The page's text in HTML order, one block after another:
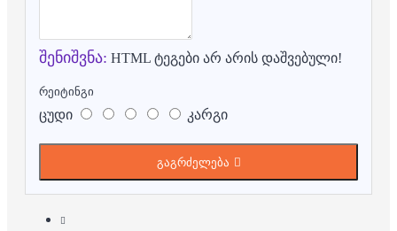
შენიშვნა: HTML ტეგები არ არის დაშვებული!
რეიტინგი
ცუდი კარგი
გაგრძელება